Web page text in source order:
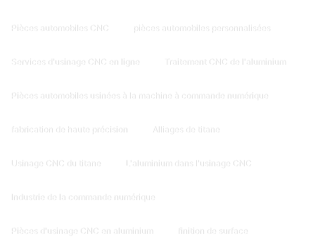
Pièces automobiles CNC pièces automobiles personnalisées
Services d'usinage CNC en ligne Traitement CNC de l'aluminium
Pièces automobiles usinées à la machine à commande numérique
fabrication de haute précision Alliages de titane
Usinage CNC du titane L'aluminium dans l'usinage CNC
Industrie de la commande numérique
Pièces d'usinage CNC en aluminium finition de surface